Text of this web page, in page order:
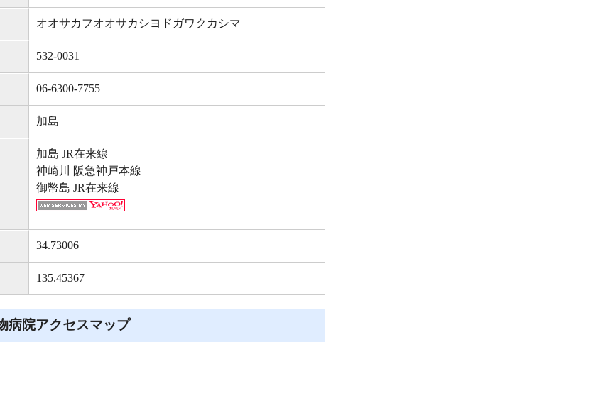
オオサカフオオサカシヨドガワクカシマ
532-0031
06-6300-7755
加島
加島 JR在来線
神崎川 阪急神戸本線
御幣島 JR在来線
34.73006
135.45367
病院アクセスマップ